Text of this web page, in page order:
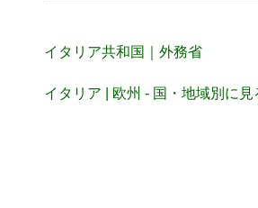
イタリア共和国｜外務省
イタリア | 欧州 - 国・地域別に見